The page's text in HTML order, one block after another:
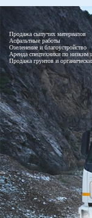
Продажа сыпучих материалов
Асфальтные работы
Озеленение и благоустройство
Аренда спецтехники по низким
Продажа грунтов и